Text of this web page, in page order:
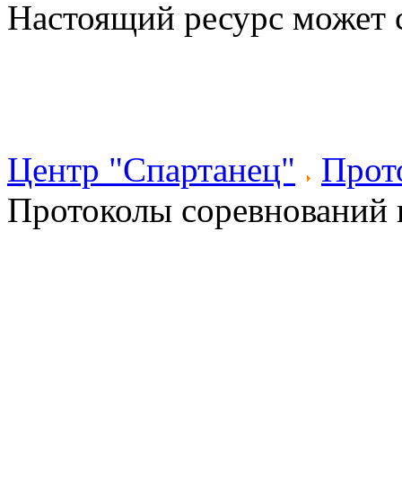
Настоящий ресурс может
Центр "Спартанец"
Протоколы